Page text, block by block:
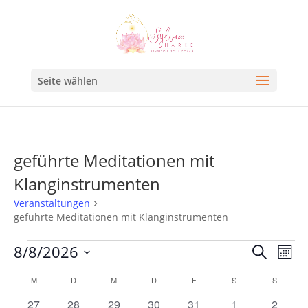
Seite wählen
geführte Meditationen mit
Klanginstrumenten
Veranstaltungen
geführte Meditationen mit Klanginstrumenten
Suche
und
Suche
8/8/2026
Kalender
M D M D F S S
0
27
0
28
0
29
0
30
0
31
1
1
1
2